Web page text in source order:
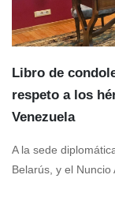
Libro de
respeto a los
Venezuela
A la sede
Belarús, y el